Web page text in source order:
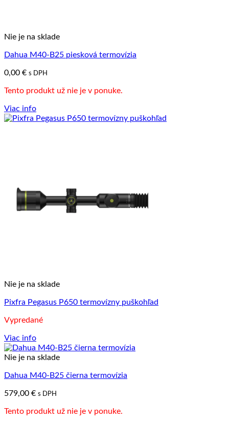
Nie je na sklade
Dahua M40-B25 piesková termovízia
0,00 € s DPH
Tento produkt už nie je v ponuke.
Viac info
Nie je na sklade
Pixfra Pegasus P650 termovízny puškohľad
Vypredané
Viac info
Nie je na sklade
Dahua M40-B25 čierna termovízia
579,00 € s DPH
Tento produkt už nie je v ponuke.